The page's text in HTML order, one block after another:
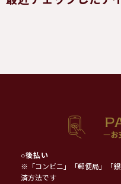
○後払い
※「コンビニ」「郵便局」「
済方法です